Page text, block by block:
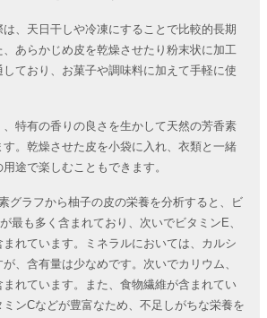
、天日干しや冷凍にすることで比較的長期
あらかじめ皮を乾燥させたり粉末状に加工
しており、お菓子や調味料に加えて手軽に使
特有の香りの良さを生かして天然の芳香素
。乾燥させた皮を小袋に入れ、衣類と一緒
途で楽しむこともできます。
グラフから柚子の皮の栄養を分析すると、ビ
最も多く含まれており、次いでビタミンE、
れています。ミネラルにおいては、カルシ
、含有量は少なめです。次いでカリウム、
れています。また、食物繊維が含まれてい
ンCなどが豊富なため、不足しがちな栄養を